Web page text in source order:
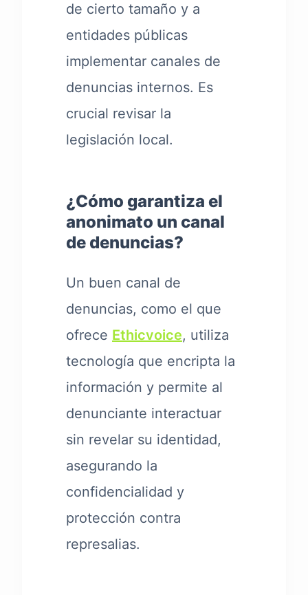
de cierto tamaño y a
entidades públicas
implementar canales de
denuncias internos. Es
crucial revisar la
legislación local.
¿Cómo garantiza el
anonimato un canal
de denuncias?
Un buen canal de
denuncias, como el que
ofrece Ethicvoice, utiliza
tecnología que encripta la
información y permite al
denunciante interactuar
sin revelar su identidad,
asegurando la
confidencialidad y
protección contra
represalias.